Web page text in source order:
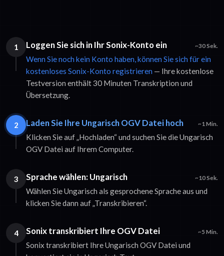
1 Loggen Sie sich in Ihr Sonix-Konto ein ~30 Sek.
Wenn Sie noch kein Konto haben, können Sie sich für ein
kostenloses Sonix-Konto registrieren — Ihre kostenlose
Testversion enthält 30 Minuten Transkription und
Übersetzung.
2 Laden Sie Ihre Ungarisch OGV Datei hoch ~1 Min.
Klicken Sie auf „Hochladen“ und suchen Sie die Ungarisch
OGV Datei auf Ihrem Computer.
3 Sprache wählen: Ungarisch ~10 Sek.
Wählen Sie Ungarisch als gesprochene Sprache aus und
klicken Sie dann auf „Transkribieren“.
4 Sonix transkribiert Ihre OGV Datei ~5 Min.
Sonix transkribiert Ihre Ungarisch OGV Datei und